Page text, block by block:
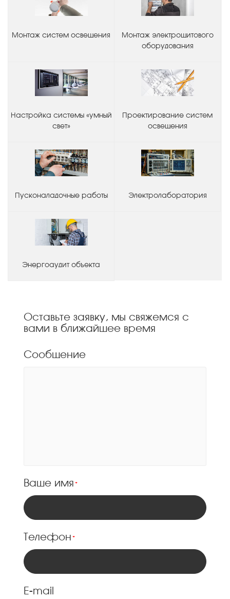
Монтаж систем освещения
Монтаж электрощитового
оборудования
Настройка системы «умный
свет»
Проектирование систем
освещения
Пусконаладочные работы Электролаборатория
Энергоаудит объекта
Оставьте заявку, мы свяжемся с
вами в ближайшее время
Сообщение
Ваше имя *
Телефон *
E-mail